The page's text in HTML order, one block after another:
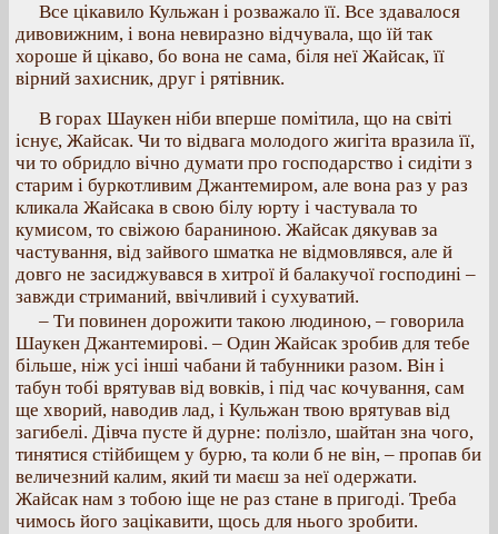
Все цікавило Кульжан і розважало її. Все здавалося
дивовижним, і вона невиразно відчувала, що їй так
хороше й цікаво, бо вона не сама, біля неї Жайсак, її
вірний захисник, друг і рятівник.
В горах Шаукен ніби вперше помітила, що на світі
існує, Жайсак. Чи то відвага молодого жигіта вразила її,
чи то обридло вічно думати про господарство і сидіти з
старим і буркотливим Джантемиром, але вона раз у раз
кликала Жайсака в свою білу юрту і частувала то
кумисом, то свіжою бараниною. Жайсак дякував за
частування, від зайвого шматка не відмовлявся, але й
довго не засиджувався в хитрої й балакучої господині –
завжди стриманий, ввічливий і сухуватий.
– Ти повинен дорожити такою людиною, – говорила
Шаукен Джантемирові. – Один Жайсак зробив для тебе
більше, ніж усі інші чабани й табунники разом. Він і
табун тобі врятував від вовків, і під час кочування, сам
ще хворий, наводив лад, і Кульжан твою врятував від
загибелі. Дівча пусте й дурне: полізло, шайтан зна чого,
тинятися стійбищем у бурю, та коли б не він, – пропав би
величезний калим, який ти маєш за неї одержати.
Жайсак нам з тобою іще не раз стане в пригоді. Треба
чимось його зацікавити, щось для нього зробити.